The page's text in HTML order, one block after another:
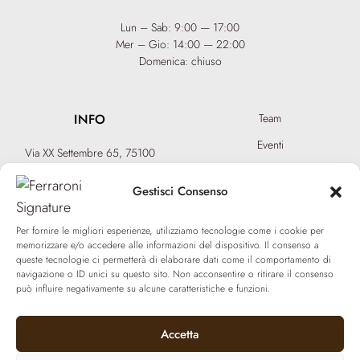
Gestisci Consenso
Per fornire le migliori esperienze, utilizziamo tecnologie come i cookie per
memorizzare e/o accedere alle informazioni del dispositivo. Il consenso a
queste tecnologie ci permetterà di elaborare dati come il comportamento di
navigazione o ID unici su questo sito. Non acconsentire o ritirare il consenso
può influire negativamente su alcune caratteristiche e funzioni.
Accetta
INFO
Via XX Settembre 65, 75100
T: +39 0835 18 81 656
info@ferraronisignature.com
Team
Eventi
Regala un’esperienza
Biotecnologia esclusiva
Lun – Sab: 9:00 — 17:00
Mer – Gio: 14:00 — 22:00
Domenica: chiuso
© 2021 Ferraroni signature. All Rights Reserved.